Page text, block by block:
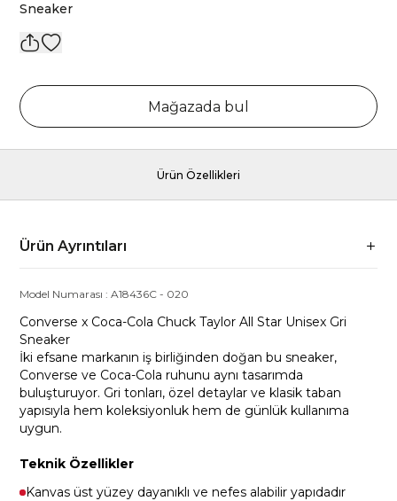
Sneaker
Mağazada bul
Ürün Özellikleri
Ürün Ayrıntıları
Model Numarası :A18436C - 020
Converse x Coca-Cola Chuck Taylor All Star Unisex Gri
Sneaker
İki efsane markanın iş birliğinden doğan bu sneaker,
Converse ve Coca-Cola ruhunu aynı tasarımda
buluşturuyor. Gri tonları, özel detaylar ve klasik taban
yapısıyla hem koleksiyonluk hem de günlük kullanıma
uygun.
Teknik Özellikler
Kanvas üst yüzey dayanıklı ve nefes alabilir yapıdadır